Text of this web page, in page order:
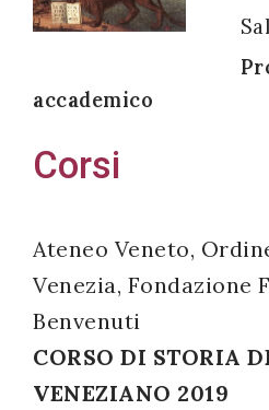
accademico
Corsi
Ateneo Veneto,
Venezia, Fondazione
Benvenuti
CORSO DI STORIA
VENEZIANO 2019
Acconsento
miei dati
personali in
accordo
con il
decreto
legislativo